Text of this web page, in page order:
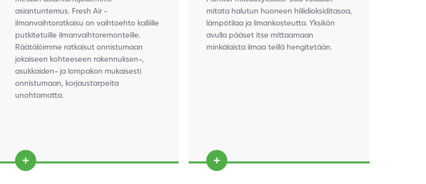
asiantuntemus. Fresh Air -
ilmanvaihtoratkaisu on vaihtoehto kalliille
putkitetuille ilmanvaihtoremonteille.
Räätälöimme ratkaisut onnistumaan
jokaiseen kohteeseen rakennuksen-,
asukkaiden- ja lompakon mukaisesti
onnistumaan, korjaustarpeita
unohtamatta.
mitata halutun huoneen hiilidioksiditasoa,
lämpötilaa ja ilmankosteutta. Yksikön
avulla pääset itse mittaamaan
minkälaista ilmaa teillä hengitetään.